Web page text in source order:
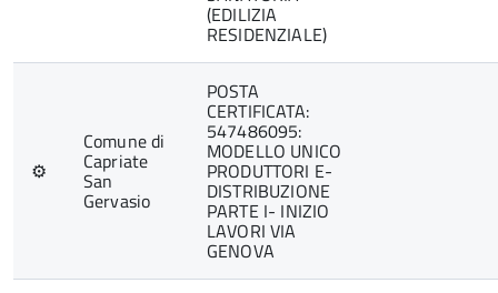
(EDILIZIA
RESIDENZIALE)
⚙
Comune di
Capriate
San
Gervasio
POSTA
CERTIFICATA:
547486095:
MODELLO UNICO
PRODUTTORI E-
DISTRIBUZIONE
PARTE I- INIZIO
LAVORI VIA
GENOVA